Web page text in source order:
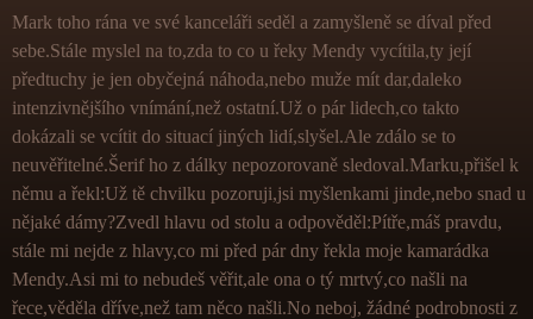
Mark toho rána ve své kanceláři seděl a zamyšleně se díval před
sebe.Stále myslel na to,zda to co u řeky Mendy vycítila,ty její
předtuchy je jen obyčejná náhoda,nebo muže mít dar,daleko
intenzivnějšího vnímání,než ostatní.Už o pár lidech,co takto
dokázali se vcítit do situací jiných lidí,slyšel.Ale zdálo se to
neuvěřitelné.Šerif ho z dálky nepozorovaně sledoval.Marku,přišel k
němu a řekl:Už tě chvilku pozoruji,jsi myšlenkami jinde,nebo snad u
nějaké dámy?Zvedl hlavu od stolu a odpověděl:Pítře,máš pravdu,
stále mi nejde z hlavy,co mi před pár dny řekla moje kamarádka
Mendy.Asi mi to nebudeš věřit,ale ona o tý mrtvý,co našli na
řece,věděla dříve,než tam něco našli.No neboj, žádné podrobnosti z